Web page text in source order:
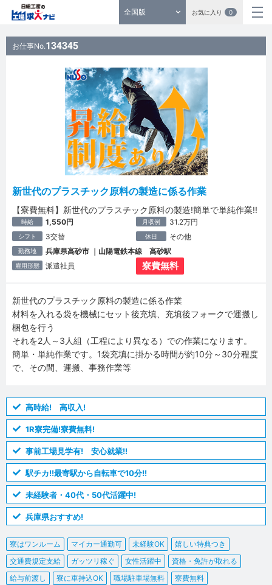
全国版 お気に入り 0
お仕事No.134345
新世代のプラスチック原料の製造に係る作業
【寮費無料】新世代のプラスチック原料の製造!簡単で単純作業!!
時給 1,550円 月収例 31.2万円
シフト 3交替 休日 その他
勤務地 兵庫県高砂市 ｜山陽電鉄本線 高砂駅
雇用形態 派遣社員 寮費無料
新世代のプラスチック原料の製造に係る作業
材料を入れる袋を機械にセット後充填、充填後フォークで運搬し
梱包を行う
それを2人～3人組（工程により異なる）での作業になります。
簡単・単純作業です。1袋充填に掛かる時間が約10分～30分程度
で、その間、運搬、事務作業等
高時給! 高収入!
1R寮完備!寮費無料!
事前工場見学有! 安心就業!!
駅チカ!!最寄駅から自転車で10分!!
未経験者・40代・50代活躍中!
兵庫県おすすめ!
寮はワンルーム マイカー通勤可 未経験OK
嬉しい特典つき
交通費規定支給
ガッツリ稼ぐ 女性活躍中
資格・免許が取れる
給与前渡し
寮に車持込OK 職場駐車場無料 寮費無料